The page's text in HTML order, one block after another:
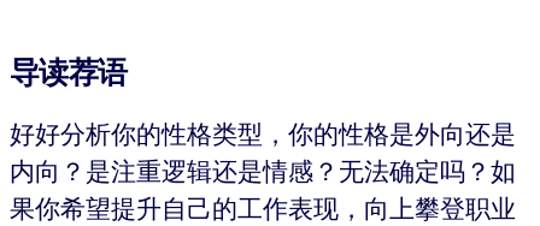
导读荐语
好好分析你的性格类型，你的性格是外向还是
内向？是注重逻辑还是情感？无法确定吗？如
果你希望提升自己的工作表现，向上攀登职业